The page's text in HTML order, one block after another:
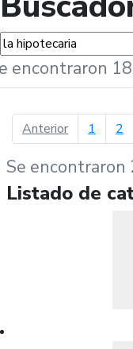
encontraron
Anteriorpágina
1 2
Se
Listado de